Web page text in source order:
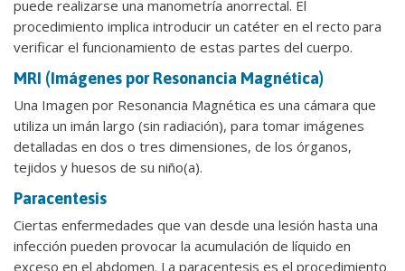
puede realizarse una manometría anorrectal. El
procedimiento implica introducir un catéter en el recto para
verificar el funcionamiento de estas partes del cuerpo.
MRI (Imágenes por Resonancia Magnética)
Una Imagen por Resonancia Magnética es una cámara que
utiliza un imán largo (sin radiación), para tomar imágenes
detalladas en dos o tres dimensiones, de los órganos,
tejidos y huesos de su niño(a).
Paracentesis
Ciertas enfermedades que van desde una lesión hasta una
infección pueden provocar la acumulación de líquido en
exceso en el abdomen. La paracentesis es el procedimiento